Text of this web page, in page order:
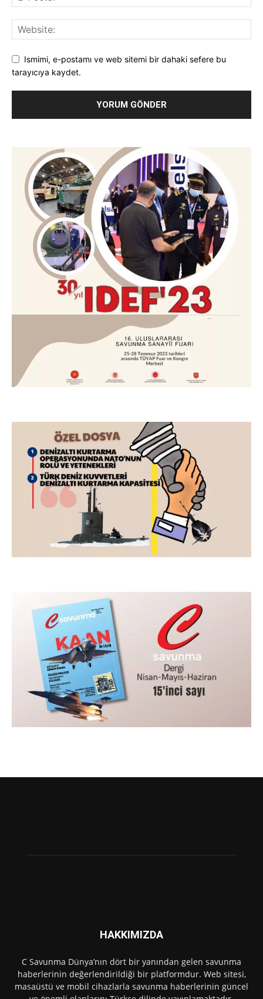
Ismimi, e-postamı ve web sitemi bir dahaki sefere bu
tarayıcıya kaydet.
HAKKIMIZDA
C Savunma Dünya’nın dört bir yanından gelen savunma
haberlerinin değerlendirildiği bir platformdur. Web sitesi,
masaüstü ve mobil cihazlarla savunma haberlerinin güncel